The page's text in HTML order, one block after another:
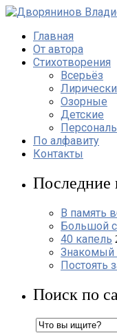
Главная
От автора
Стихотворения
Всерьёз
Озорные
Детские
По алфавиту
Контакты
Последние
В память
Большой
40 капель
Знакомый
Постоять
Поиск по